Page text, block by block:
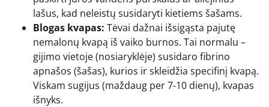
lašus, kad neleistų susidaryti kietiems šašams.
Blogas kvapas: Tėvai dažnai išsigąsta pajutę
nemalonų kvapą iš vaiko burnos. Tai normalu –
gijimo vietoje (nosiaryklėje) susidaro fibrino
apnašos (šašas), kurios ir skleidžia specifinį kvapą.
Viskam sugijus (maždaug per 7-10 dienų), kvapas
išnyks.